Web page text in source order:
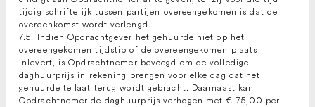
tijdig schriftelijk tussen partijen overeengekomen is dat de
overeenkomst wordt verlengd.
7.5. Indien Opdrachtgever het gehuurde niet op het
overeengekomen tijdstip of de overeengekomen plaats
inlevert, is Opdrachtnemer bevoegd om de volledige
daghuurprijs in rekening brengen voor elke dag dat het
gehuurde te laat terug wordt gebracht. Daarnaast kan
Opdrachtnemer de daghuurprijs verhogen met € 75,00 per